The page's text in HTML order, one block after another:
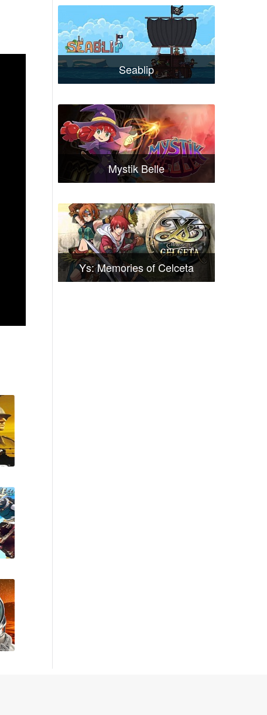
Seablip
Mystik Belle
Ys: Memories of Celceta